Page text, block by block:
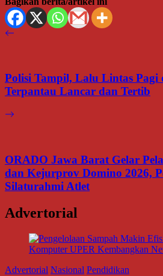
Polisi Tampil, Lalu Lintas Pagi
Terpantau Lancar dan Tertib
ORADO Jawa Barat Gelar
dan Kejurprov Domino 2026,
Silaturahmi Atlet
Advertorial
Advertorial Nasional Pendidikan